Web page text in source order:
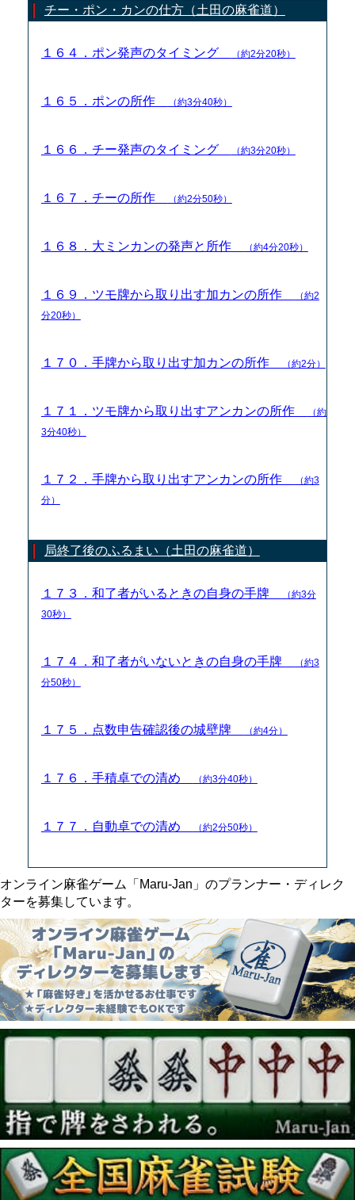
チー・ポン・カンの仕方（土田の麻雀道）
１６４．ポン発声のタイミング （約2分20秒）
１６５．ポンの所作 （約3分40秒）
１６６．チー発声のタイミング （約3分20秒）
１６７．チーの所作 （約2分50秒）
１６８．大ミンカンの発声と所作 （約4分20秒）
１６９．ツモ牌から取り出す加カンの所作
（約2
分20秒）
１７０．手牌から取り出す加カンの所作 （約2分）
１７１．ツモ牌から取り出すアンカンの所作
（約
3分40秒）
１７２．手牌から取り出すアンカンの所作
（約3
分）
局終了後のふるまい（土田の麻雀道）
１７３．和了者がいるときの自身の手牌
（約3分
30秒）
１７４．和了者がいないときの自身の手牌
（約3
分50秒）
１７５．点数申告確認後の城壁牌 （約4分）
１７６．手積卓での清め （約3分40秒）
１７７．自動卓での清め （約2分50秒）
オンライン麻雀ゲーム「Maru-Jan」のプランナー・ディレク
ターを募集しています。